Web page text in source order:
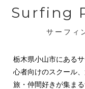
Surfing
サーフィ
栃木県小山市にある
心者向けのスクール
旅・仲間好きが集ま